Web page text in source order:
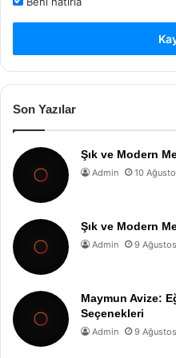
Son Yazılar
Şık ve Modern
Admin 10
Şık ve Modern
Admin 9
Maymun Avize:
Seçenekleri
Admin 9